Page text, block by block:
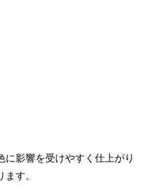
影響を受けやすく仕上がり
す。